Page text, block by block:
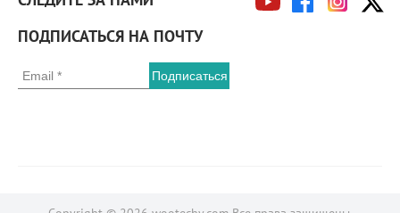
ПОДПИСАТЬСЯ НА ПОЧТУ